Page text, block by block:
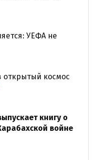
УЕФА не
открытый космос
книгу о
войне